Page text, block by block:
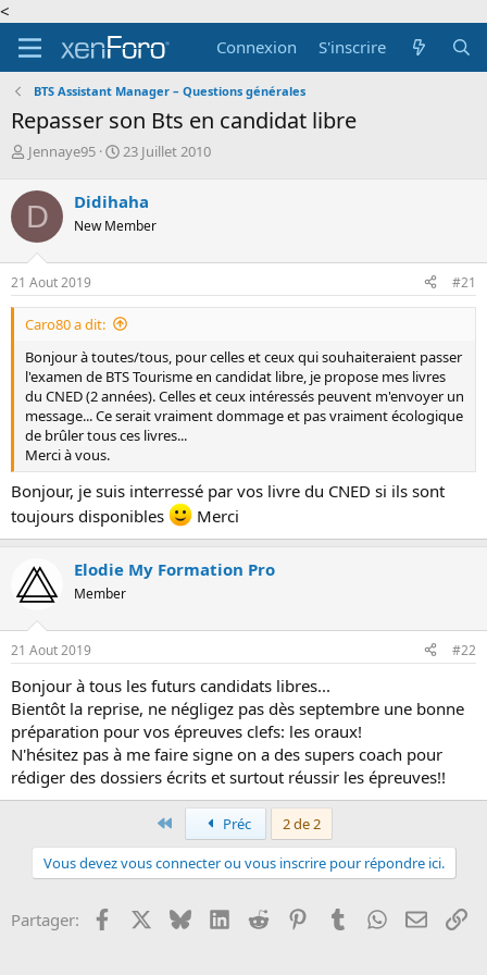
<
Connexion
S'inscrire
BTS Assistant Manager – Questions générales
Repasser son Bts en candidat libre
A
t
e
u
r
d
e
l
a
i
s
c
u
s
s
o
n
Jennaye95
D
e
d
d
b
u
23 Juillet 2010
D Didihaha
New Member
21 Aout 2019 #21
Caro80 a dit:
Bonjour à toutes/tous, pour celles et ceux qui souhaiteraient passer
l'examen de BTS Tourisme en candidat libre, je propose mes livres
du CNED (2 années). Celles et ceux intéressés peuvent m'envoyer un
message... Ce serait vraiment dommage et pas vraiment écologique
de brûler tous ces livres...
Merci à vous.
Bonjour, je suis interressé par vos livre du CNED si ils sont
toujours disponibles
Merci
Elodie My Formation Pro
Member
21 Aout 2019 #22
Bonjour à tous les futurs candidats libres...
Bientôt la reprise, ne négligez pas dès septembre une bonne
préparation pour vos épreuves clefs: les oraux!
N'hésitez pas à me faire signe on a des supers coach pour
rédiger des dossiers écrits et surtout réussir les épreuves!!
PremierPréc
2 de 2
Vous devez vous connecter ou vous inscrire pour répondre ici.
Partager: Facebook BlueskyLinkedInReddit PinterestTumblrWhatsApp
Email